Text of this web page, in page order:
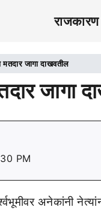
राजकारण
मतदार जागा दाखवतील
जागा
PM
अनेकांनी